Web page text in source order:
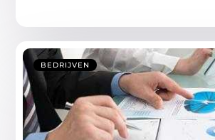
BEDRIJVEN